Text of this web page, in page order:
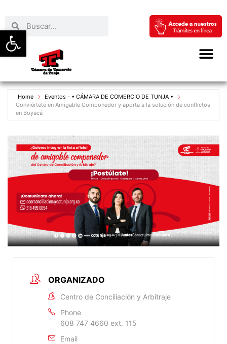
Abrir barra de herramientas
Home
Eventos - • CÁMARA DE COMERCIO DE TUNJA •
Conviértete en Amigable Componedor y aporta a la solución de conflictos
en Boyacá
ORGANIZADO
Centro de Conciliación y Arbitraje
Phone
608 747 4660 ext. 115
Email